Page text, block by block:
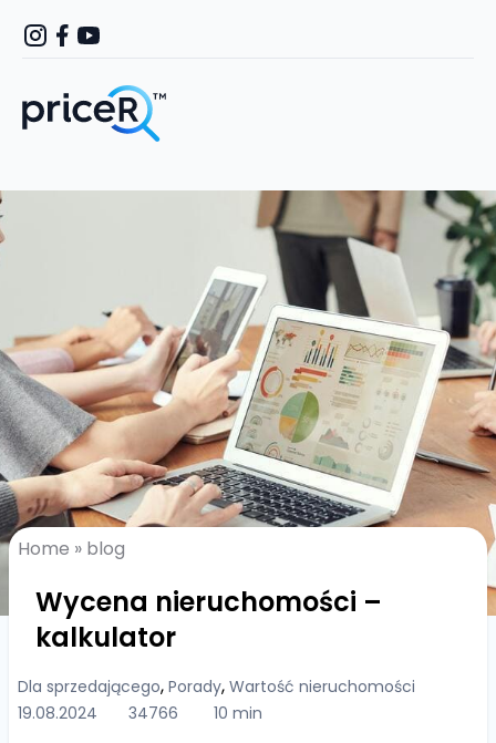
Home » blog
Wycena nieruchomości –
kalkulator
Dla sprzedającego, Porady, Wartość nieruchomości
19.08.2024
34766 10 min